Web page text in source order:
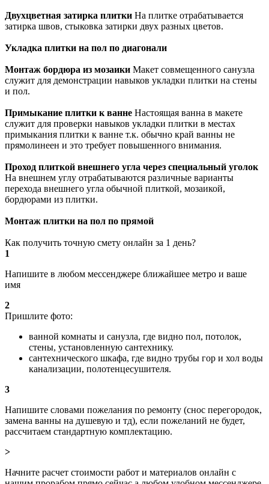
Двухцветная затирка плитки На плитке отрабатывается
затирка швов, стыковка затирки двух разных цветов.
Укладка плитки на пол по диагонали
Монтаж бордюра из мозаики Макет совмещенного санузла
служит для демонстрации навыков укладки плитки на стены
и пол.
Примыкание плитки к ванне Настоящая ванна в макете
служит для проверки навыков укладки плитки в местах
примыкания плитки к ванне т.к. обычно край ванны не
прямолинеен и это требует повышенного внимания.
Проход плиткой внешнего угла через специальный уголок
На внешнем углу отрабатываются различные варианты
перехода внешнего угла обычной плиткой, мозаикой,
бордюрами из плитки.
Монтаж плитки на пол по прямой
Как получить точную смету онлайн за 1 день?
1
Напишите в любом мессенджере ближайшее метро и ваше
имя
2
Пришлите фото:
ванной комнаты и санузла, где видно пол, потолок,
стены, установленную сантехнику.
сантехнического шкафа, где видно трубы гор и хол воды
канализации, полотенцесушителя.
3
Напишите словами пожелания по ремонту (снос перегородок,
замена ванны на душевую и тд), если пожеланий не будет,
рассчитаем стандартную комплектацию.
>
Начните расчет стоимости работ и материалов онлайн с